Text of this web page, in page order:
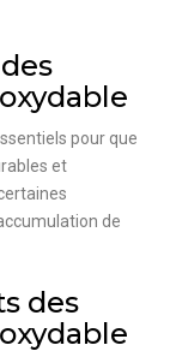
pour que
et
de
des